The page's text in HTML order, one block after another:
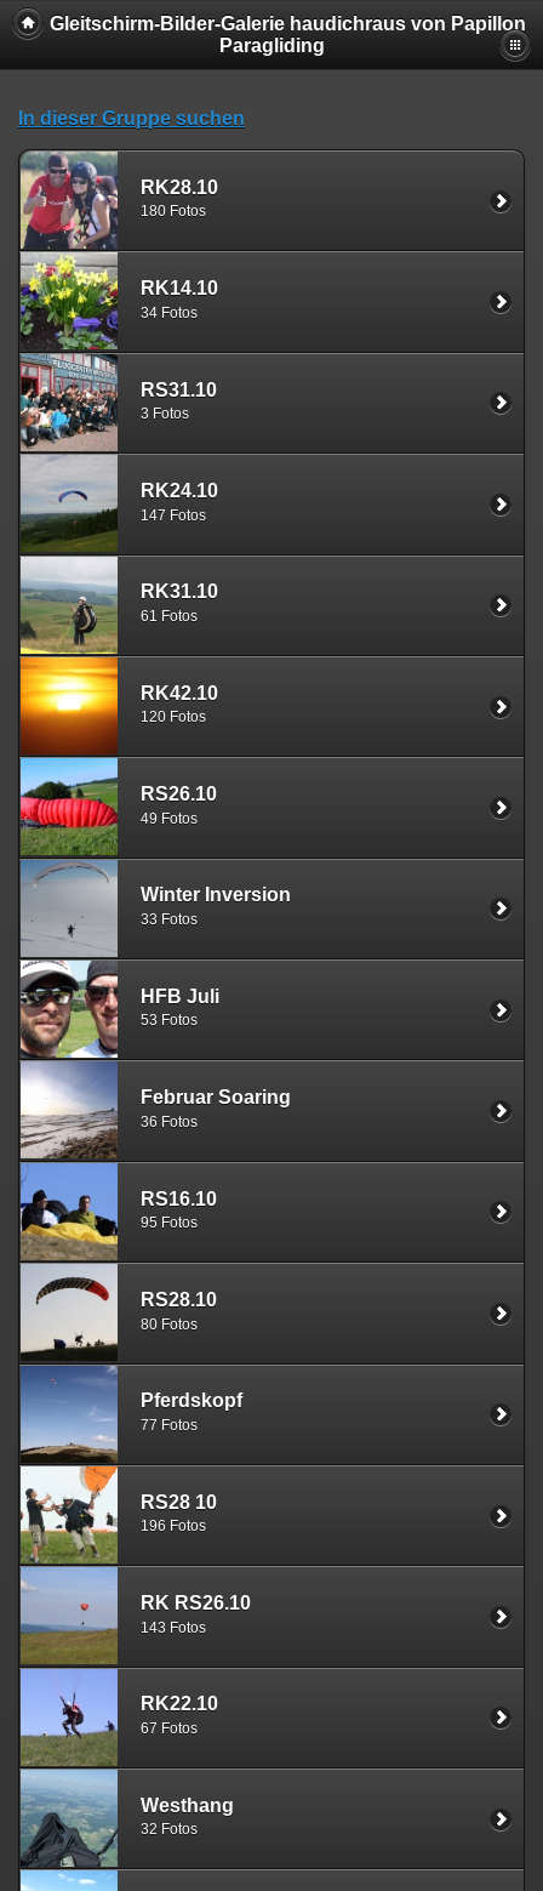
Gleitschirm-Bilder-Galerie haudichraus von Papillon
Paragliding
In dieser Gruppe suchen
RK28.10
180 Fotos
RK14.10
34 Fotos
RS31.10
3 Fotos
RK24.10
147 Fotos
RK31.10
61 Fotos
RK42.10
120 Fotos
RS26.10
49 Fotos
Winter Inversion
33 Fotos
HFB Juli
53 Fotos
Februar Soaring
36 Fotos
RS16.10
95 Fotos
RS28.10
80 Fotos
Pferdskopf
77 Fotos
RS28 10
196 Fotos
RK RS26.10
143 Fotos
RK22.10
67 Fotos
Westhang
32 Fotos